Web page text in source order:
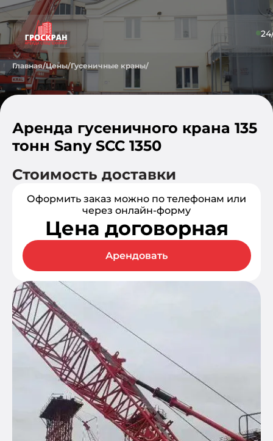
Главная/Цены/Гусеничные краны/
Аренда гусеничного крана 135
тонн Sany SCC 1350
Стоимость доставки
Оформить заказ можно по телефонам или
через онлайн-форму
Цена договорная
Арендовать